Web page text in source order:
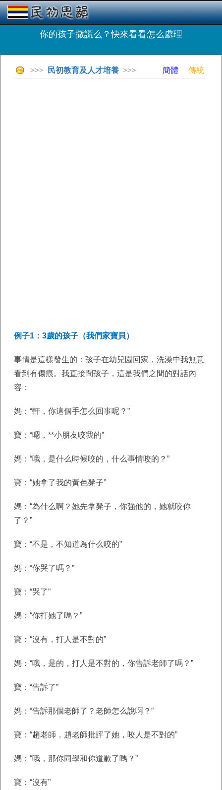
你的孩子撒謊么？快來看看怎么處理
>>> 民初教育及人才培養 >>> 簡體 傳統
例子1：3歲的孩子（我們家寶貝）
事情是這樣發生的：孩子在幼兒園回家，洗澡中我無意
看到有傷痕。我直接問孩子，這是我們之間的對話內
容：
媽：“軒，你這個手怎么回事呢？”
寶：“嗯，**小朋友咬我的”
媽：“哦，是什么時候咬的，什么事情咬的？”
寶：“她拿了我的黃色凳子”
媽：“為什么啊？她先拿凳子，你強他的，她就咬你
了？”
寶：“不是，不知道為什么咬的”
媽：“你哭了嗎？”
寶：“哭了”
媽：“你打她了嗎？”
寶：“沒有，打人是不對的”
媽：“哦，是的，打人是不對的，你告訴老師了嗎？”
寶：“告訴了”
媽：“告訴那個老師了？老師怎么說啊？”
寶：“趙老師，趙老師批評了她，咬人是不對的”
媽：“哦，那你同學和你道歉了嗎？”
寶：“沒有”